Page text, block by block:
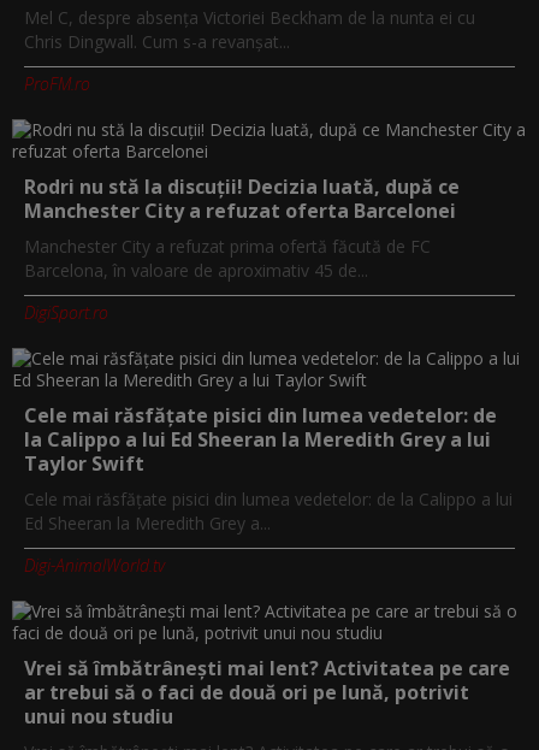
Mel C, despre absența Victoriei Beckham de la nunta ei cu
Chris Dingwall. Cum s-a revanșat...
ProFM.ro
Rodri nu stă la discuții! Decizia luată, după ce
Manchester City a refuzat oferta Barcelonei
Manchester City a refuzat prima ofertă făcută de FC
Barcelona, în valoare de aproximativ 45 de...
DigiSport.ro
Cele mai răsfățate pisici din lumea vedetelor: de
la Calippo a lui Ed Sheeran la Meredith Grey a lui
Taylor Swift
Cele mai răsfățate pisici din lumea vedetelor: de la Calippo a lui
Ed Sheeran la Meredith Grey a...
Digi-AnimalWorld.tv
Vrei să îmbătrânești mai lent? Activitatea pe care
ar trebui să o faci de două ori pe lună, potrivit
unui nou studiu